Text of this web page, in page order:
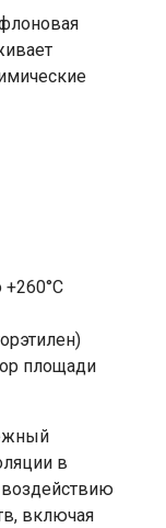
+260°C
площади
в
воздействию
включая